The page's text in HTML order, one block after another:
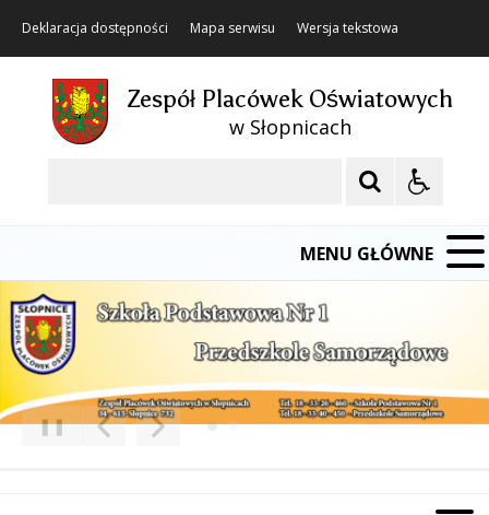
Deklaracja dostępności Mapa serwisu Wersja tekstowa
Zespół Placówek Oświatowych
w Słopnicach
MENU GŁÓWNE
Poprzedni Element
Następny Element
❚❚